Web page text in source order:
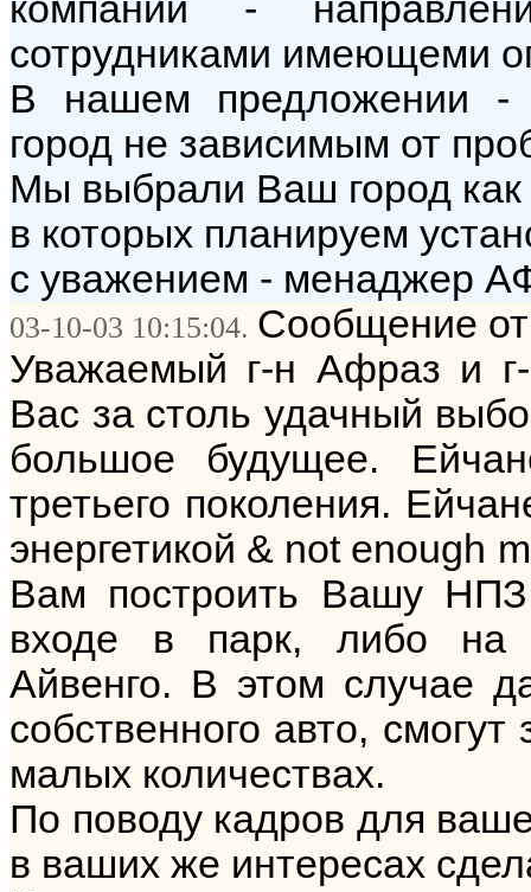
компании -
сотрудниками имеющеми
В нашем предложении -
город не зависимым от
Мы выбрали Ваш город как
в которых планируем
с уважением - менаджер
03-10-03 10:15:04. Сообщение
Уважаемый г-н Афраз и
Вас за столь удачный
большое будущее.
третьего поколения.
энергетикой & not enough
Вам построить Вашу НПЗ
входе в парк, либо на
Айвенго. В этом случае
собственного авто,
малых количествах.
По поводу кадров для
в ваших же интересах